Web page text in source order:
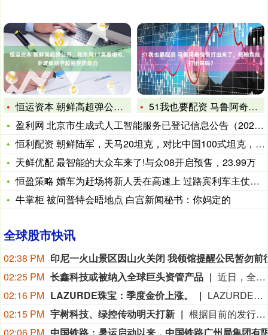
恒运资本 朝鲜高超弹公开，和东风17高度相似，乘波体赋予超强
51我也要配资 马鲁阿奇慢慢打出来了，杨翰森能打出来吗？
盈利网 北京市生成式人工智能服务已登记信息公告（2026年5
恒利配资 朝鲜陆军，天马20坦克，对比中国100式坦克，谁更
天鲜优配 最智能的大众车来了!与众08开启预售，23.99万
恒盈策略 婚车为赶场将新人丢在高速上 过路宾利车主仗义免费解
牛掌柜 被问普特会晤地点 白宫新闻秘书：你妈定的
全球股市快讯
02:38 PM
02:25 PM 长鑫科技或被纳入全球巨头资管产品
近日，全球资产管理机构范达高级产品经理John Patrick Lee透露，美国机构投资者开始布局中国半导体，最早或于9月底将长鑫科技纳入范达旗下ETF。 范达成立于1955年，总部位于纽约，是一家由创始家族持有的全球资产管理公司，在纽约、上海、法兰克福、苏黎世、阿姆斯特丹、伦敦、悉尼等地设有办公室，旗下产品涵盖ETF、共同基金（公募基金）和专户等。其在中国拥有私募机构范达私募基金管理（上海）有限公司。 截至2026年6月30日，范达全球管理资产规模约2374亿美元。它管理着全球规模最大的半导体ETF——SMH，截至8月初，该基金总净资产约700亿美元。今年6月，范达(VanEck)在美国推出首只聚焦中国半导体的ETF——SMHC。（中国基金报）
02:16 PM LAZURDE珠宝：季度金价上涨。
LAZURDE珠宝：季度金价上涨。
02:15 PM 宇树科技、绿控传动明天打新
根据目前的发行安排，下周有4只新股申购，科创板2只，创业板、北交所各有1只。日程安排上，周一（8月10日）可申购科创板新股宇树科技、创业板新股绿控传动、北交所新股双英集团，周五（8月14日）可申购科创板新股高凯技术。